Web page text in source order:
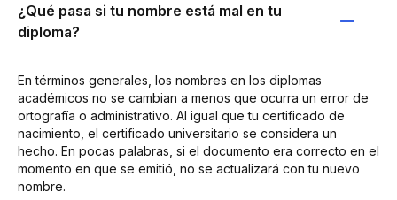
¿Qué pasa si tu nombre está mal en tu
diploma?
En términos generales, los nombres en los diplomas
académicos no se cambian a menos que ocurra un error de
ortografía o administrativo. Al igual que tu certificado de
nacimiento, el certificado universitario se considera un
hecho. En pocas palabras, si el documento era correcto en el
momento en que se emitió, no se actualizará con tu nuevo
nombre.